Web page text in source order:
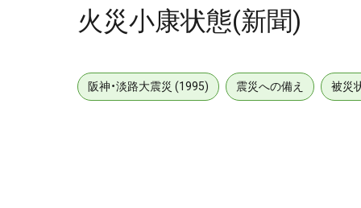
火災小康状態(新聞)
阪神・淡路大震災 (1995) 震災への備え 被災